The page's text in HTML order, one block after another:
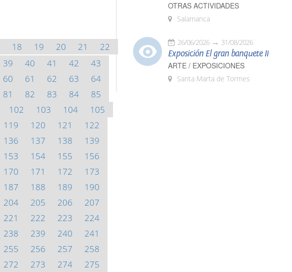
18 19 20 21
22
39 40 41 42
43
60 61 62 63
64
81 82 83 84
85
102 103 104
105
119 120 121
122
136 137 138
139
153 154 155
156
170 171 172
173
187 188 189
190
204 205 206
207
221 222 223
224
238 239 240
241
255 256 257
258
272 273 274 275
OTRAS ACTIVIDADES
Salamanca
26/06/2026 31/08/2026
Exposición El gran banquete II
ARTE / EXPOSICIONES
Santa Marta de Tormes